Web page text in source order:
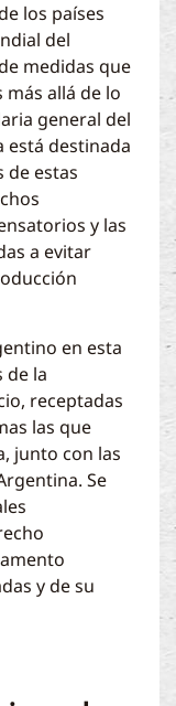
los países
del
medidas que
allá de lo
general del
está destinada
de estas
y las
a evitar
en esta
de la
receptadas
las que
junto con las
Se
y de su